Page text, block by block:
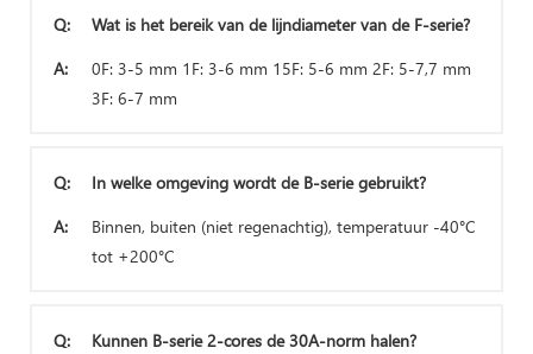
Q:
Wat is het bereik van de lijndiameter van de F-serie?
A:
0F: 3-5 mm 1F: 3-6 mm 15F: 5-6 mm 2F: 5-7,7 mm
3F: 6-7 mm
Q:
In welke omgeving wordt de B-serie gebruikt?
A:
Binnen, buiten (niet regenachtig), temperatuur -40°C
tot +200°C
Q:
Kunnen B-serie 2-cores de 30A-norm halen?